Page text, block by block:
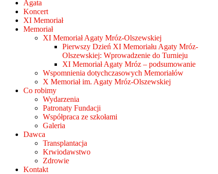
Agata
Koncert
XI Memoriał
Memoriał
XI Memoriał Agaty Mróz-Olszewskiej
Pierwszy Dzień XI Memoriału Agaty Mróz-
Olszewskiej: Wprowadzenie do Turnieju
XI Memoriał Agaty Mróz – podsumowanie
Wspomnienia dotychczasowych Memoriałów
X Memoriał im. Agaty Mróz-Olszewskiej
Co robimy
Wydarzenia
Patronaty Fundacji
Współpraca ze szkołami
Galeria
Dawca
Transplantacja
Krwiodawstwo
Zdrowie
Kontakt